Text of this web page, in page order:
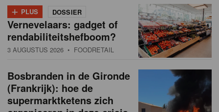
+ PLUS DOSSIER
Vernevelaars: gadget of
rendabiliteitshefboom?
3 AUGUSTUS 2026 • FOODRETAIL
Bosbranden in de Gironde
(Frankrijk): hoe de
supermarktketens zich